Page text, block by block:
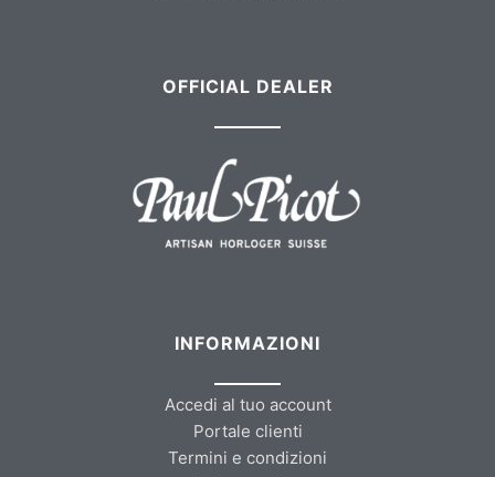
OFFICIAL DEALER
INFORMAZIONI
Accedi al tuo account
Portale clienti
Termini e condizioni